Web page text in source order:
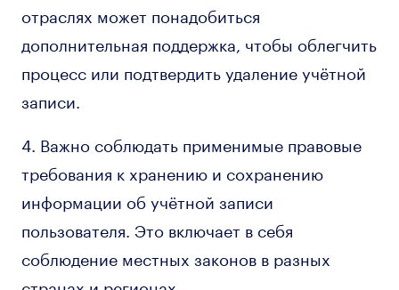
отраслях может понадобиться
дополнительная поддержка, чтобы облегчить
процесс или подтвердить удаление учётной
записи.
4. Важно соблюдать применимые правовые
требования к хранению и сохранению
информации об учётной записи
пользователя. Это включает в себя
соблюдение местных законов в разных